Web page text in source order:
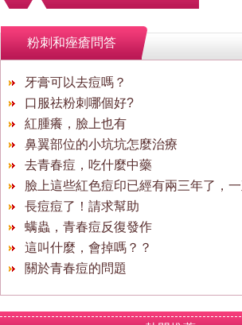
粉刺和痤瘡問答
牙膏可以去痘嗎？
口服祛粉刺哪個好?
紅腫癢，臉上也有
鼻翼部位的小坑坑怎麼治療
去青春痘，吃什麼中藥
臉上這些紅色痘印已經有兩三年了，
長痘痘了！請求幫助
螨蟲，青春痘反復發作
這叫什麼，會掉嗎？？
關於青春痘的問題